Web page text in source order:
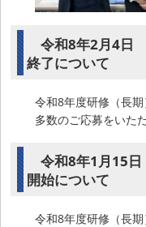
令和8年2月4日
終了について
令和8年度研修（長
多数のご応募をいた
令和8年1月15
開始について
令和8年度研修（長期